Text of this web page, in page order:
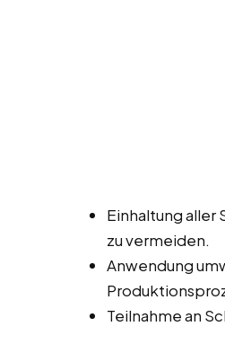
Einhaltung aller
zu vermeiden.
Anwendung
Teilnahme an